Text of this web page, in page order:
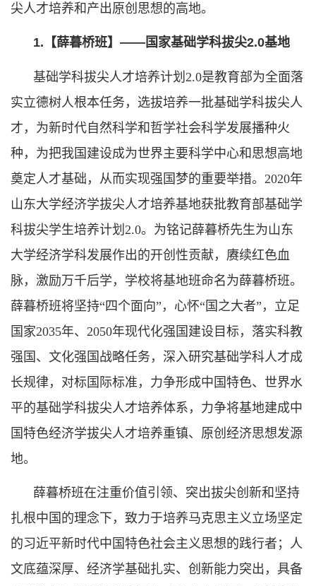
尖人才培养和产出原创思想的高地。
1. 【薛暮桥班】 ——国家基础学科拔尖2.0基地
基础学科拔尖人才培养计划2.0是教育部为全面落
实立德树人根本任务，选拔培养一批基础学科拔尖人
才，为新时代自然科学和哲学社会科学发展播种火
种，为把我国建设成为世界主要科学中心和思想高地
奠定人才基础，从而实现强国梦的重要举措。2020年
山东大学经济学拔尖人才培养基地获批教育部基础学
科拔尖学生培养计划2.0。为铭记薛暮桥先生为山东
大学经济学科发展作出的开创性贡献，赓续红色血
脉，激励万千后学，学校将基地班命名为薛暮桥班。
薛暮桥班将坚持“四个面向”，心怀“国之大者”，立足
国家2035年、2050年现代化强国建设目标，落实科教
强国、文化强国战略任务，深入研究基础学科人才成
长规律，对标国际标准，力争形成中国特色、世界水
平的基础学科拔尖人才培养体系，力争将基地建成中
国特色经济学拔尖人才培养重镇、原创经济思想发源
地。
薛暮桥班在注重价值引领、突出拔尖创新和坚持
扎根中国的理念下，致力于培养马克思主义立场坚定
的习近平新时代中国特色社会主义思想的践行者；人
文底蕴深厚、经济学基础扎实、创新能力突出，具备